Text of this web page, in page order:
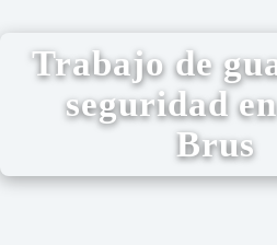
Trabajo de
seguridad
Brus